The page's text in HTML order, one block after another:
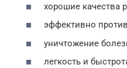
хорошие качества
эффективно
уничтожение
легкость и